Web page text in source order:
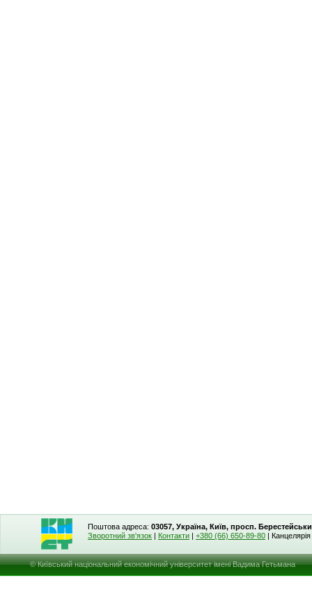
Поштова адреса: 03057, Україна, Київ, просп.
Зворотний зв'язок | Контакти | +380 (66) 650-89-80 | Канцелярія
© Київський національний економічний університет імені Вадима Гетьмана